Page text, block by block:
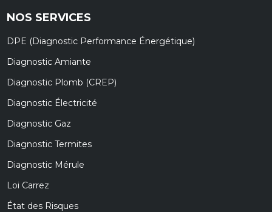
NOS SERVICES
DPE (Diagnostic Performance Énergétique)
Diagnostic Amiante
Diagnostic Plomb (CREP)
Diagnostic Électricité
Diagnostic Gaz
Diagnostic Termites
Diagnostic Mérule
Loi Carrez
État des Risques